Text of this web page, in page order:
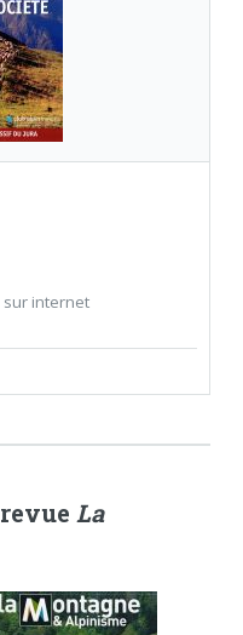
internet
La